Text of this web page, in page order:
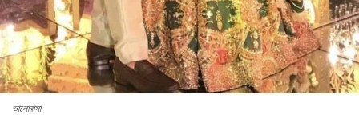
ভালোবাসা